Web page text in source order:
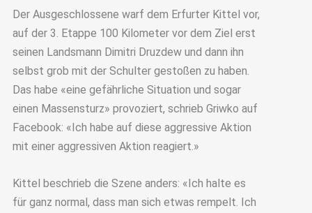
Der Ausgeschlossene warf dem Erfurter Kittel vor,
auf der 3. Etappe 100 Kilometer vor dem Ziel erst
seinen Landsmann Dimitri Druzdew und dann ihn
selbst grob mit der Schulter gestoßen zu haben.
Das habe «eine gefährliche Situation und sogar
einen Massensturz» provoziert, schrieb Griwko auf
Facebook: «Ich habe auf diese aggressive Aktion
mit einer aggressiven Aktion reagiert.»
Kittel beschrieb die Szene anders: «Ich halte es
für ganz normal, dass man sich etwas rempelt. Ich